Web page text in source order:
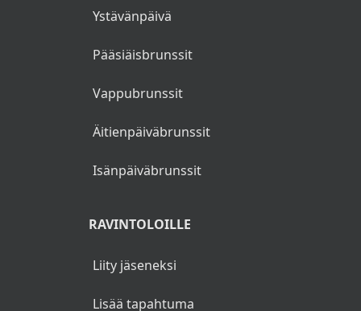
Ystävänpäivä
Pääsiäisbrunssit
Vappubrunssit
Äitienpäiväbrunssit
Isänpäiväbrunssit
RAVINTOLOILLE
Liity jäseneksi
Lisää tapahtuma